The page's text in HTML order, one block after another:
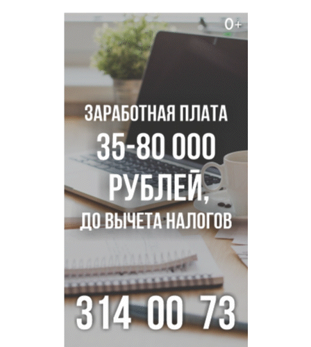
Ячейку международной группировки телефонных
мошенников накрыло ФСБ в Новосибирске
«Мамкиных грабителей» задержали за кражу с
пистолетом в Новосибирске
Царь-томат из Новосибирска побил рекорд России по